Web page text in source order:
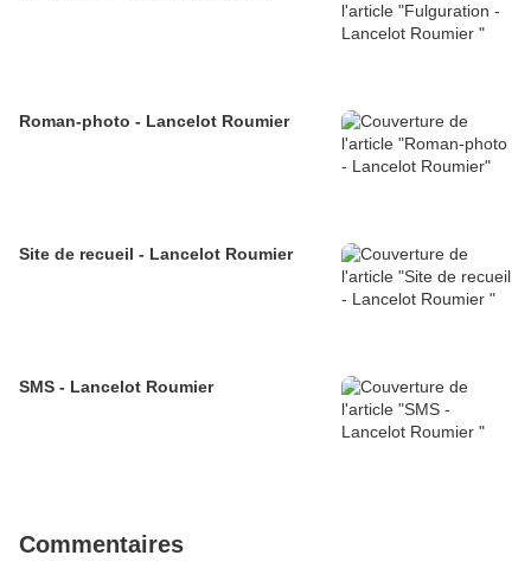
Roman-photo - Lancelot Roumier
Site de recueil - Lancelot Roumier
SMS - Lancelot Roumier
Commentaires